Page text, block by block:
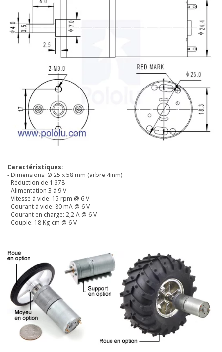
Caractéristiques:
- Dimensions: Ø 25 x 58 mm (arbre 4mm)
- Réduction de 1:378
- Alimentation 3 à 9 V
- Vitesse à vide: 15 rpm @ 6 V
- Courant à vide: 80 mA @ 6 V
- Courant en charge: 2,2 A @ 6 V
- Couple: 18 Kg-cm @ 6 V